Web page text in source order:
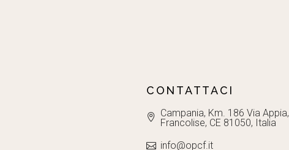
CONTATTACI
Campania, Km. 186 Via Appia,
Francolise, CE 81050, Italia
info@opcf.it